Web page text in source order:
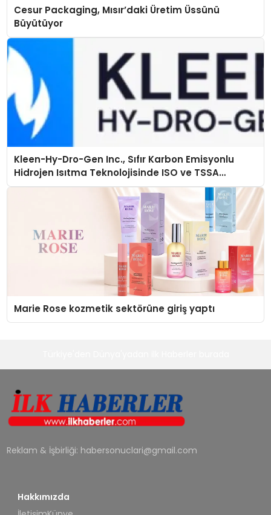
Cesur Packaging, Mısır’daki Üretim Üssünü
Büyütüyor
Kleen-Hy-Dro-Gen Inc., Sıfır Karbon Emisyonlu
Hidrojen Isıtma Teknolojisinde ISO ve TSSA
Düzenleyici Onaylarını Aldı
Marie Rose kozmetik sektörüne giriş yaptı
Reklam & İşbirliği: habersonuclari@gmail.com
Hakkımızda